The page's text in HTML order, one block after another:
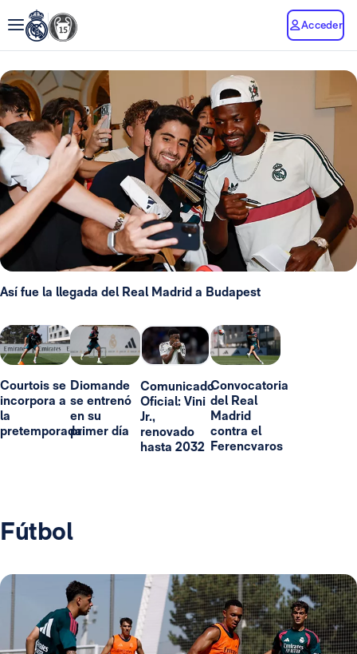
Acceder
Así fue la llegada del Real Madrid a Budapest
Courtois se
incorpora a
la
pretemporada
Diomande
se entrenó
en su
primer día
Comunicado
Oficial: Vini
Jr.,
renovado
hasta 2032
Convocatoria
del Real
Madrid
contra el
Ferencvaros
Fútbol